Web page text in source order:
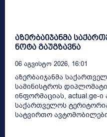
აზერბაიჯანმა
ნოტა გაუგზავნა
06 Აგვისტო 2026, 16:01
აზერბაიჯანმა
სამინისტროს
ინფორმაციას, actual.ge-
საქართველოს
სატვირთო